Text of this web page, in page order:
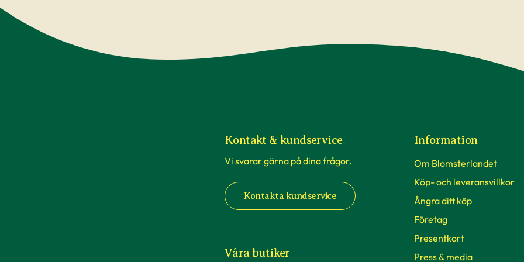
Kontakt & kundservice
Vi svarar gärna på dina frågor.
Kontakta kundservice
Våra butiker
Information
Om Blomsterlandet
Köp- och leveransvillkor
Ångra ditt köp
Företag
Presentkort
Press & media